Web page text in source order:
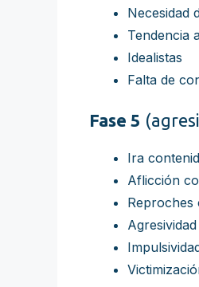
Necesidad
Tendencia
Idealistas
Falta de
Fase 5
Ira
Aflicción
Reproches
Agresividad